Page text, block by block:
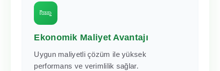
Ekonomik Maliyet Avantajı
Uygun maliyetli çözüm ile yüksek
performans ve verimlilik sağlar.